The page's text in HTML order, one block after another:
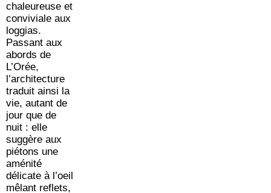
chaleureuse et
conviviale aux
loggias.
Passant aux
abords de
L’Orée,
l’architecture
traduit ainsi la
vie, autant de
jour que de
nuit : elle
suggère aux
piétons une
aménité
délicate à l’oeil
mêlant reflets,